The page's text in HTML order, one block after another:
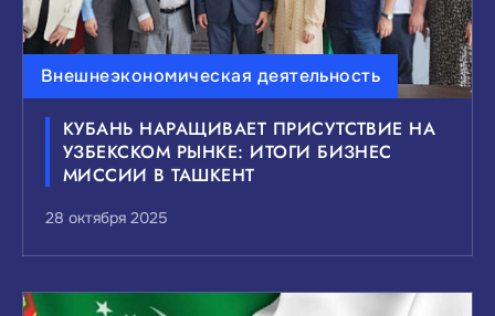
Внешнеэкономическая деятельность
КУБАНЬ НАРАЩИВАЕТ ПРИСУТСТВИЕ НА
УЗБЕКСКОМ РЫНКЕ: ИТОГИ БИЗНЕС
МИССИИ В ТАШКЕНТ
28 октября 2025